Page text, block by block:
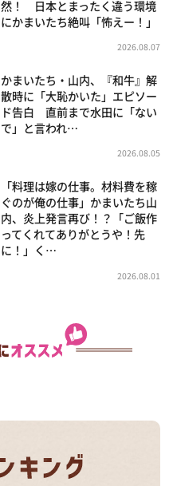
然！ 日本とまったく違う環境
にかまいたち絶叫「怖えー！」
2026.08.07
かまいたち・山内、『和牛』解
散時に「大恥かいた」エピソー
ド告白 直前まで水田に「ない
で」と言われ…
2026.08.05
「料理は嫁の仕事。材料費を稼
ぐのが俺の仕事」かまいたち山
内、炎上発言再び！？「ご飯作
ってくれてありがとうや！先
に！」く…
2026.08.01